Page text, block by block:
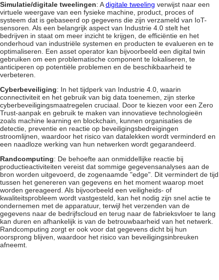
Simulatie/digitale tweelingen: Adigitale tweeling verwijst naar een
virtuele weergave van een fysieke machine, product, proces of
systeem dat is gebaseerd op gegevens die zijn verzameld van IoT-
sensoren. Als een belangrijk aspect van Industrie 4.0 stelt het
bedrijven in staat om meer inzicht te krijgen, de efficiëntie en het
onderhoud van industriële systemen en producten te evalueren en te
optimaliseren. Een asset operator kan bijvoorbeeld een digital twin
gebruiken om een problematische component te lokaliseren, te
anticiperen op potentiële problemen en de beschikbaarheid te
verbeteren.
Cyberbeveiliging: In het tijdperk van Industrie 4.0, waarin
connectiviteit en het gebruik van big data toenemen, zijn sterke
cyberbeveiligingsmaatregelen cruciaal. Door te kiezen voor een Zero
Trust-aanpak en gebruik te maken van innovatieve technologieën
zoals machine learning en blockchain, kunnen organisaties de
detectie, preventie en reactie op beveiligingsbedreigingen
stroomlijnen, waardoor het risico van datalekken wordt verminderd en
een naadloze werking van hun netwerken wordt gegarandeerd.
Randcomputing: De behoefte aan onmiddellijke reactie bij
productieactiviteiten vereist dat sommige gegevensanalyses aan de
bron worden uitgevoerd, de zogenaamde "edge". Dit vermindert de tijd
tussen het genereren van gegevens en het moment waarop moet
worden gereageerd. Als bijvoorbeeld een veiligheids- of
kwaliteitsprobleem wordt vastgesteld, kan het nodig zijn snel actie te
ondernemen met de apparatuur, terwijl het verzenden van de
gegevens naar de bedrijfscloud en terug naar de fabrieksvloer te lang
kan duren en afhankelijk is van de betrouwbaarheid van het netwerk.
Randcomputing zorgt er ook voor dat gegevens dicht bij hun
oorsprong blijven, waardoor het risico van beveiligingsinbreuken
afneemt.